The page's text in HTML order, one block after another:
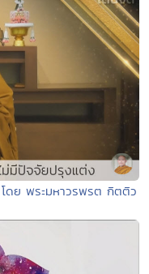
ย พระมหาวรพรต กิตติว